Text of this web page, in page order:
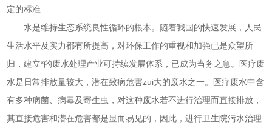
定的标准
水是维持生态系统良性循环的根本。随着我国的快速发展，人民
生活水平及实力都有所提高，对环保工作的重视和加强已是众望所
归，建立*的废水处理产业可持续发展体系，已成为当务之急。医疗废
水是日常排放量较大，潜在致病危害zui大的废水之一。医疗废水中含
有多种病菌、病毒及寄生虫，对这种废水若不进行治理而直接排放，
其直接危害和潜在危害都是显而易见的，因此，进行卫生院污水治理